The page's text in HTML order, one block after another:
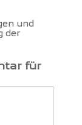
und
der
für